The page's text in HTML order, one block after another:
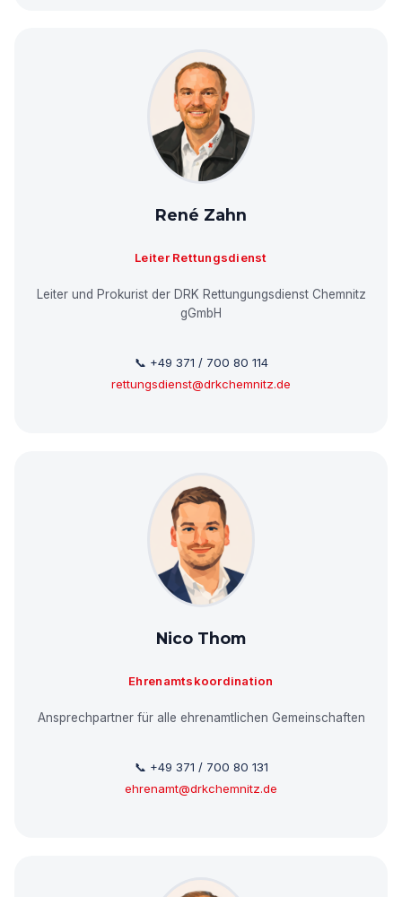
René Zahn
Leiter Rettungsdienst
Leiter und Prokurist der DRK Rettungungsdienst Chemnitz
gGmbH
📞 +49 371 / 700 80 114
rettungsdienst@drkchemnitz.de
Nico Thom
Ehrenamtskoordination
Ansprechpartner für alle ehrenamtlichen Gemeinschaften
📞 +49 371 / 700 80 131
ehrenamt@drkchemnitz.de